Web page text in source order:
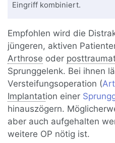
Eingriff kombiniert.
Empfohlen wird die
jüngeren, aktiven
Arthrose oder
Sprunggelenk. Bei ihnen
Versteifungsoperation (
Implantation einer
hinauszögern.
aber auch aufgehalten
weitere OP nötig ist.